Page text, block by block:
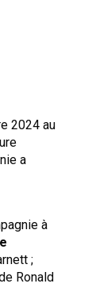
2024 au
a
à
;
Ronald